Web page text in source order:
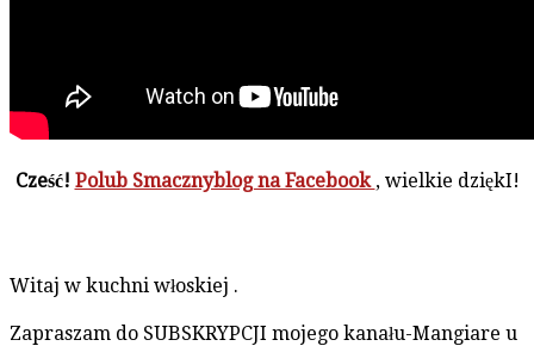
Cześć! Polub Smacznyblog na Facebook , wielkie dziękI!
Witaj w kuchni włoskiej .
Zapraszam do SUBSKRYPCJI mojego kanału-Mangiare u